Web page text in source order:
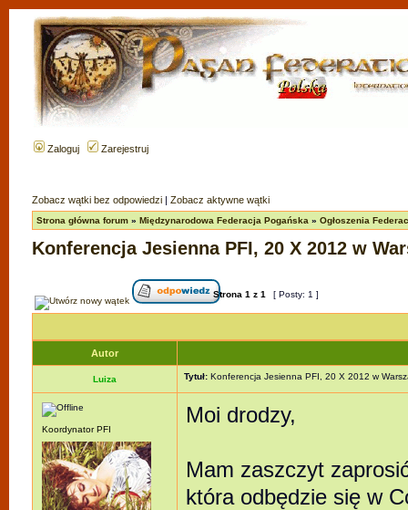
Zaloguj Zarejestruj
Zobacz wątki bez odpowiedzi | Zobacz aktywne wątki
Strona główna forum » Międzynarodowa Federacja Pogańska » Ogłoszenia
Konferencja Jesienna PFI, 20 X 2012 w
Strona 1 z 1 [ Posty: 1 ]
Autor
Luiza Tytuł: Konferencja Jesienna PFI, 20 X 2012 w
Koordynator PFI
Moi drodzy,
Mam zaszczyt
która odbędzie się w